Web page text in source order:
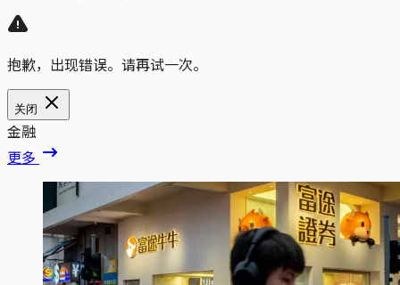
抱歉，出现错误。请再试一次。
关闭
金融
更多